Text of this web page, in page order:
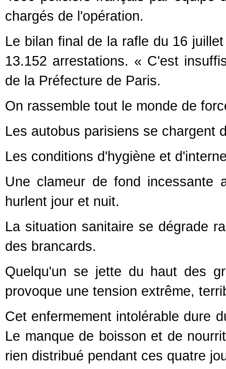
chargés de l'opération.
Le bilan final de la rafle du 16
13.152 arrestations. « C'est
de la Préfecture de Paris.
On rassemble tout le monde de
Les autobus parisiens se chargent
Les conditions d'hygiène et
Une clameur de fond incessante
hurlent jour et nuit.
La situation sanitaire se dégrade
des brancards.
Quelqu'un se jette du haut des
provoque une tension extrême,
Cet enfermement intolérable dure
Le manque de boisson et de
rien distribué pendant ces quatre